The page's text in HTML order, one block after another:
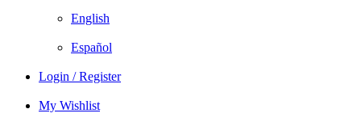
English
Español
Login / Register
My Wishlist